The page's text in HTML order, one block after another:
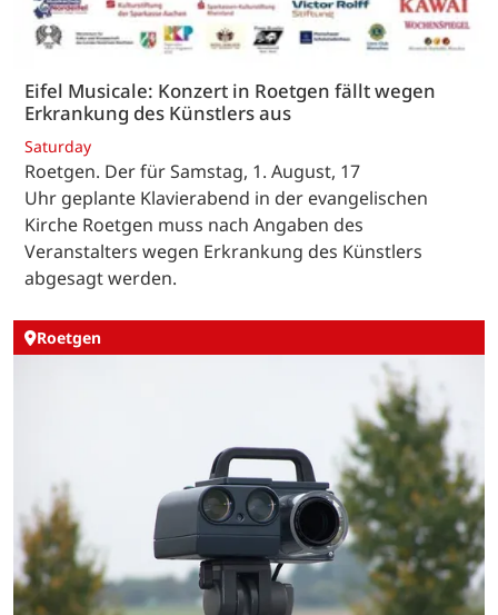
Eifel Musicale: Konzert in Roetgen fällt wegen
Erkrankung des Künstlers aus
Saturday
Roetgen. Der für Samstag, 1. August, 17
Uhr geplante Klavierabend in der evangelischen
Kirche Roetgen muss nach Angaben des
Veranstalters wegen Erkrankung des Künstlers
abgesagt werden.
Roetgen